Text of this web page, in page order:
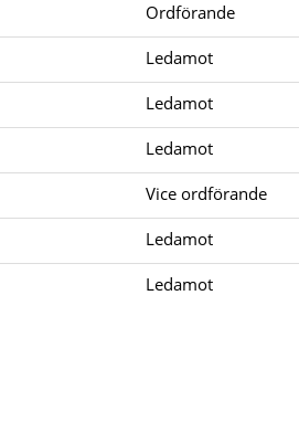
Ordförande
Ledamot
Ledamot
Ledamot
Vice ordförande
Ledamot
Ledamot